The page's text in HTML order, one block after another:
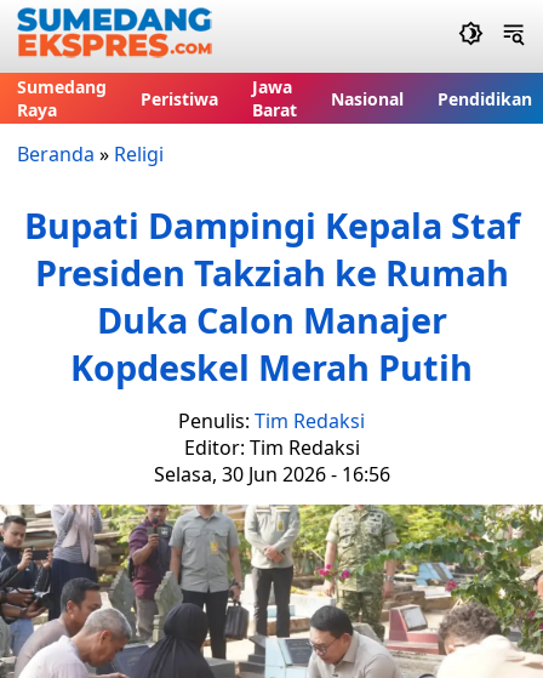
Sumedang
Raya
Peristiwa
Jawa
Barat
Nasional Pendidikan
Beranda » Religi
Bupati Dampingi Kepala Staf
Presiden Takziah ke Rumah
Duka Calon Manajer
Kopdeskel Merah Putih
Penulis: Tim Redaksi
Editor: Tim Redaksi
Selasa, 30 Jun 2026 - 16:56